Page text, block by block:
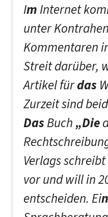
ImInternet
unter
Kommentaren
Streit darüber,
Artikel fürdas
Zurzeit sind
DasBuch„Die
Verlags
vor und will in
entscheiden. Ein